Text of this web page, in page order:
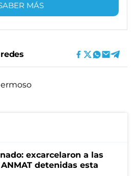
MÁS
excarcelaron a las
detenidas esta